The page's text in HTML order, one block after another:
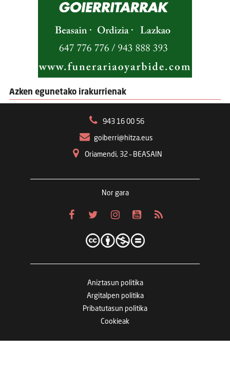
Azken egunetako irakurrienak
943 16 00 56
goiberri@hitza.eus
Oriamendi, 32 – BEASAIN
Nor gara
Aniztasun politika
Argitalpen politika
Pribatutasun politika
Cookieak